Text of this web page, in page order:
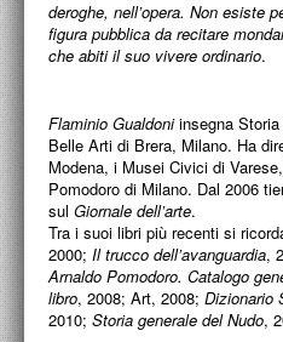
Flaminio Gualdoniinsegna Storia
Pomodoro di Milano. Dal 2006
sulGiornale dell’arte.
Tra i suoi libri più recenti si
2000;Il trucco dell’avanguardia,
Arnaldo Pomodoro. Catalogo
libro, 2008; Art, 2008;Dizionario
2010; Storia generale del Nudo,
Autori:Flaminio Gualdoni,
Pancotto, Piero Manzoni